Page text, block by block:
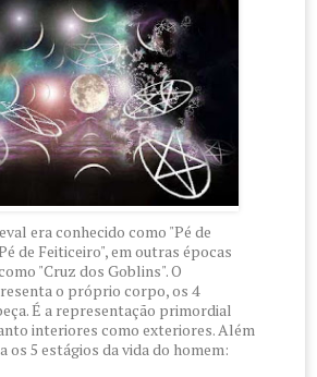
era conhecido como "Pé de
de Feiticeiro", em outras épocas
"Cruz dos Goblins". O
o próprio corpo, os 4
É a representação primordial
interiores como exteriores. Além
os 5 estágios da vida do homem: